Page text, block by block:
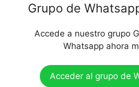
Grupo de
Accede a nuestro grupo
Whatsapp ahora
Acceder al grupo de